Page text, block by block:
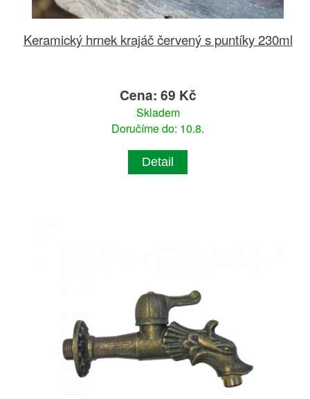
Keramický hrnek krajáč červený s puntíky 230ml
Cena: 69 Kč
Skladem
Doručíme do: 10.8.
Detail